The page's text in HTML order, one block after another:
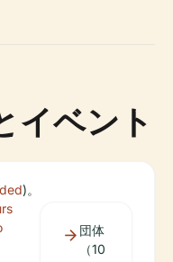
イベント
)。
団体
（10